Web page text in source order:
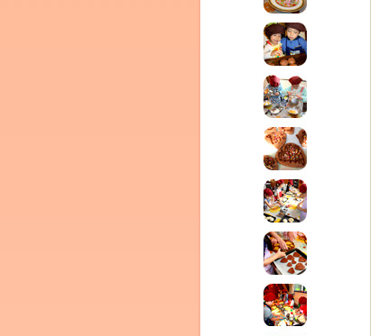
室・テイクアウト